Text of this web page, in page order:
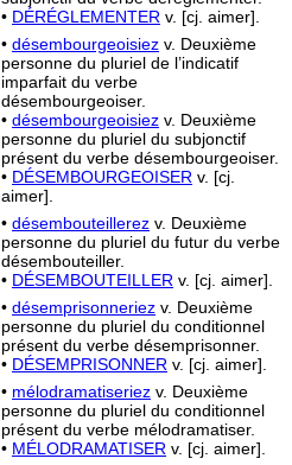
• DÉRÉGLEMENTER v. [cj. aimer].
• désembourgeoisiez v. Deuxième
personne du pluriel de l’indicatif
imparfait du verbe
désembourgeoiser.
• désembourgeoisiez v. Deuxième
personne du pluriel du subjonctif
présent du verbe désembourgeoiser.
• DÉSEMBOURGEOISER v. [cj.
aimer].
• désembouteillerez v. Deuxième
personne du pluriel du futur du verbe
désembouteiller.
• DÉSEMBOUTEILLER v. [cj. aimer].
• désemprisonneriez v. Deuxième
personne du pluriel du conditionnel
présent du verbe désemprisonner.
• DÉSEMPRISONNER v. [cj. aimer].
• mélodramatiseriez v. Deuxième
personne du pluriel du conditionnel
présent du verbe mélodramatiser.
• MÉLODRAMATISER v. [cj. aimer].